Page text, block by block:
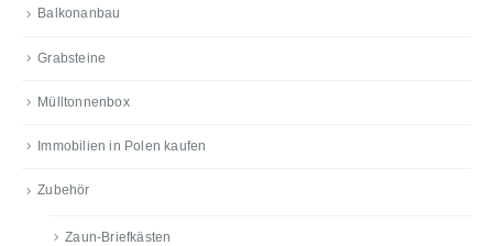
Balkonanbau
Grabsteine
Mülltonnenbox
Immobilien in Polen kaufen
Zubehör
Zaun-Briefkästen